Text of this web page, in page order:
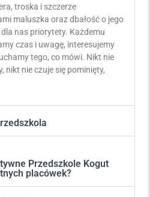
troska i szczerze
maluszka oraz dbałość o jego
nas priorytety. Każdemu
czas i uwagę, interesujemy
tego, co mówi. Nikt nie
nikt nie czuje się pominięty,
Przedszkole Kogut
placówek?